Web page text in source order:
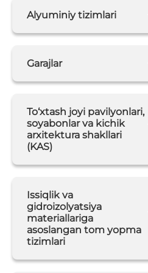
Alyuminiy tizimlari
Garajlar
To‘xtash joyi pavilyonlari,
soyabonlar va kichik
arxitektura shakllari
(KAS)
Issiqlik va
gidroizolyatsiya
materiallariga
asoslangan tom yopma
tizimlari